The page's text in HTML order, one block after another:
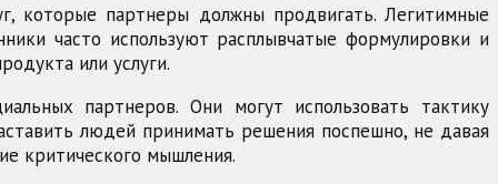
которые партнеры должны продвигать. Легитимные
часто используют расплывчатые формулировки и
или услуги.
партнеров. Они могут использовать тактику
людей принимать решения поспешно, не давая
критического мышления.